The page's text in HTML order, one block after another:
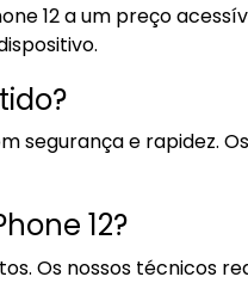
12 a um preço
segurança e rapidez.
12?
Os nossos técnicos